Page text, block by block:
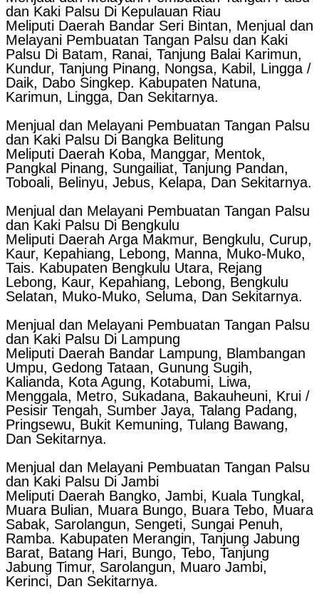
dan Kaki Palsu Di Kepulauan Riau
Meliputi Daerah Bandar Seri Bintan, Menjual dan
Melayani Pembuatan Tangan Palsu dan Kaki
Palsu Di Batam, Ranai, Tanjung Balai Karimun,
Kundur, Tanjung Pinang, Nongsa, Kabil, Lingga /
Daik, Dabo Singkep. Kabupaten Natuna,
Karimun, Lingga, Dan Sekitarnya.
Menjual dan Melayani Pembuatan Tangan Palsu
dan Kaki Palsu Di Bangka Belitung
Meliputi Daerah Koba, Manggar, Mentok,
Pangkal Pinang, Sungailiat, Tanjung Pandan,
Toboali, Belinyu, Jebus, Kelapa, Dan Sekitarnya.
Menjual dan Melayani Pembuatan Tangan Palsu
dan Kaki Palsu Di Bengkulu
Meliputi Daerah Arga Makmur, Bengkulu, Curup,
Kaur, Kepahiang, Lebong, Manna, Muko-Muko,
Tais. Kabupaten Bengkulu Utara, Rejang
Lebong, Kaur, Kepahiang, Lebong, Bengkulu
Selatan, Muko-Muko, Seluma, Dan Sekitarnya.
Menjual dan Melayani Pembuatan Tangan Palsu
dan Kaki Palsu Di Lampung
Meliputi Daerah Bandar Lampung, Blambangan
Umpu, Gedong Tataan, Gunung Sugih,
Kalianda, Kota Agung, Kotabumi, Liwa,
Menggala, Metro, Sukadana, Bakauheuni, Krui /
Pesisir Tengah, Sumber Jaya, Talang Padang,
Pringsewu, Bukit Kemuning, Tulang Bawang,
Dan Sekitarnya.
Menjual dan Melayani Pembuatan Tangan Palsu
dan Kaki Palsu Di Jambi
Meliputi Daerah Bangko, Jambi, Kuala Tungkal,
Muara Bulian, Muara Bungo, Buara Tebo, Muara
Sabak, Sarolangun, Sengeti, Sungai Penuh,
Ramba. Kabupaten Merangin, Tanjung Jabung
Barat, Batang Hari, Bungo, Tebo, Tanjung
Jabung Timur, Sarolangun, Muaro Jambi,
Kerinci, Dan Sekitarnya.